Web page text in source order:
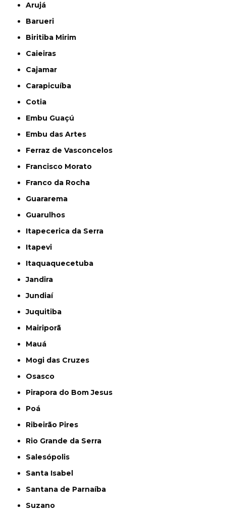
Arujá
Barueri
Biritiba Mirim
Caieiras
Cajamar
Carapicuíba
Cotia
Embu Guaçú
Embu das Artes
Ferraz de Vasconcelos
Francisco Morato
Franco da Rocha
Guararema
Guarulhos
Itapecerica da Serra
Itapevi
Itaquaquecetuba
Jandira
Jundiaí
Juquitiba
Mairiporã
Mauá
Mogi das Cruzes
Osasco
Pirapora do Bom Jesus
Poá
Ribeirão Pires
Rio Grande da Serra
Salesópolis
Santa Isabel
Santana de Parnaíba
Suzano